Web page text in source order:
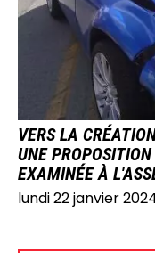
VERS LA
UNE
EXAMINÉE À
lundi 22 janvier